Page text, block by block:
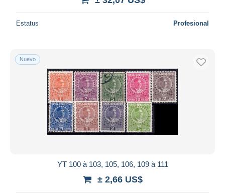
Deseleccionar todo
Aplicar
Estatus Profesional
Nuevo
YT 100 à 103, 105, 106, 109 à 111
± 2,66 US$